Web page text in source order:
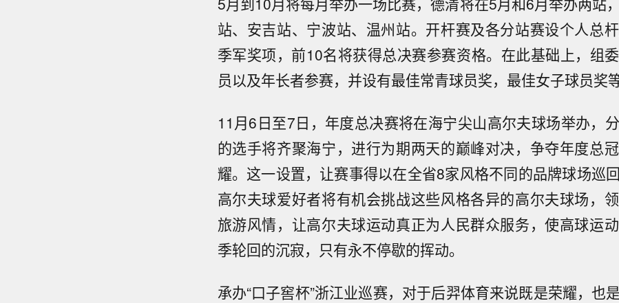
站、安吉站、宁波站、温州站。开杆赛及各分站赛设个人总杆
季军奖项，前10名将获得总决赛参赛资格。在此基础上，组
员以及年长者参赛，并设有最佳常青球员奖，最佳女子球员奖
11月6日至7日，年度总决赛将在海宁尖山高尔夫球场举办，
的选手将齐聚海宁，进行为期两天的巅峰对决，争夺年度总
耀。这一设置，让赛事得以在全省8家风格不同的品牌球场巡
高尔夫球爱好者将有机会挑战这些风格各异的高尔夫球场，
旅游风情，让高尔夫球运动真正为人民群众服务，使高球运
季轮回的沉寂，只有永不停歇的挥动。
承办“口子窖杯”浙江业巡赛，对于后羿体育来说既是荣耀，也